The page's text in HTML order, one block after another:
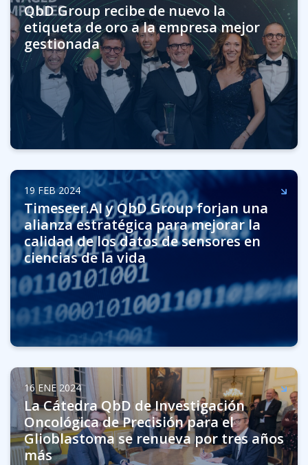
QbD Group recibe de nuevo la
etiqueta de oro a la empresa mejor
gestionada
19 FEB 2024
Timeseer.AI y QbD Group forjan una
alianza estratégica para mejorar la
calidad de los datos de sensores en
ciencias de la vida
16 ENE 2024
La Cátedra QbD de Investigación
Oncológica de Precisión para el
Glioblastoma se renueva por tres años
más